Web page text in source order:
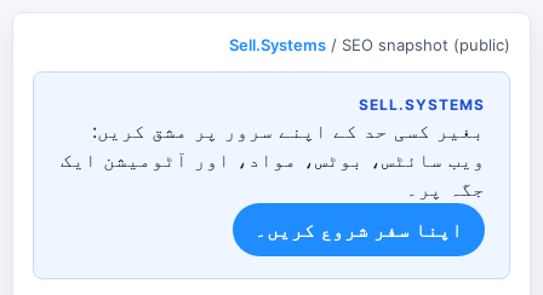
Sell.Systems / SEO snapshot (public)
SELL.SYSTEMS
بغیر کسی حد کے اپنے سرور پر مشق کریں:
ویب سائٹس، بوٹس، مواد، اور آٹومیشن ایک
جگہ پر۔
اپنا سفر شروع کریں۔